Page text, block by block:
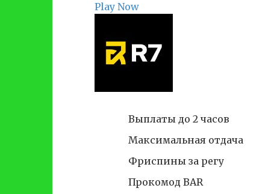
Play Now
Выплаты до 2 часов
Максимальная отдача
Фриспины за регу
Прокомод BAR